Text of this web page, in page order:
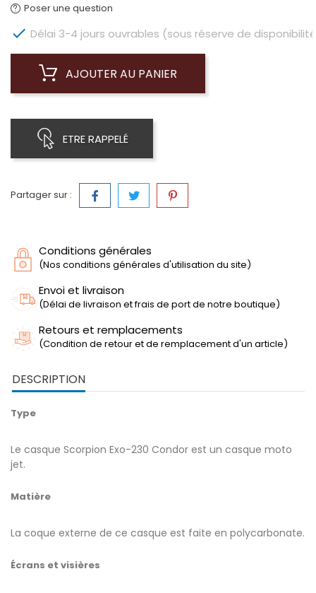
Poser une question
 Délai 3-4 jours ouvrables (sous réserve de
AJOUTER AU PANIER
ETRE RAPPELÉ
Partager sur :
Conditions générales
(Nos conditions générales d'utilisation du site)
Envoi et livraison
(Délai de livraison et frais de port de notre boutique)
Retours et remplacements
(Condition de retour et de remplacement d'un article)
DESCRIPTION
Type
Le casque Scorpion Exo-230 Condor est un casque moto
jet.
Matière
La coque externe de ce casque est faite en polycarbonate.
Écrans et visières